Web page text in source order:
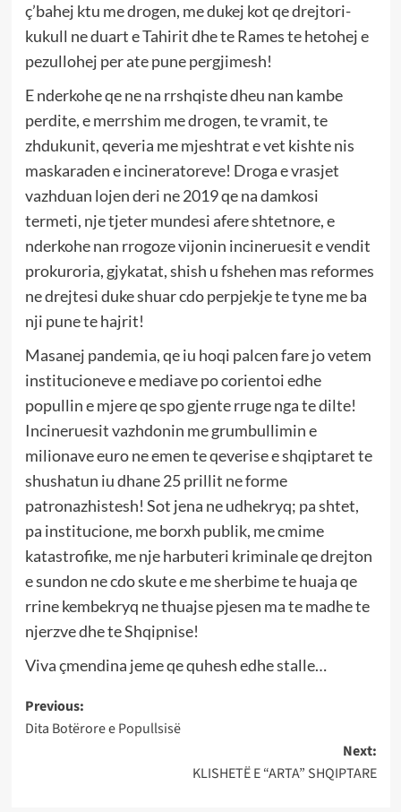
ç’bahej ktu me drogen, me dukej kot qe drejtori-
kukull ne duart e Tahirit dhe te Rames te hetohej e
pezullohej per ate pune pergjimesh!
E nderkohe qe ne na rrshqiste dheu nan kambe
perdite, e merrshim me drogen, te vramit, te
zhdukunit, qeveria me mjeshtrat e vet kishte nis
maskaraden e incineratoreve! Droga e vrasjet
vazhduan lojen deri ne 2019 qe na damkosi
termeti, nje tjeter mundesi afere shtetnore, e
nderkohe nan rrogoze vijonin incineruesit e vendit
prokuroria, gjykatat, shish u fshehen mas reformes
ne drejtesi duke shuar cdo perpjekje te tyne me ba
nji pune te hajrit!
Masanej pandemia, qe iu hoqi palcen fare jo vetem
institucioneve e mediave po corientoi edhe
popullin e mjere qe spo gjente rruge nga te dilte!
Incineruesit vazhdonin me grumbullimin e
milionave euro ne emen te qeverise e shqiptaret te
shushatun iu dhane 25 prillit ne forme
patronazhistesh! Sot jena ne udhekryq; pa shtet,
pa institucione, me borxh publik, me cmime
katastrofike, me nje harbuteri kriminale qe drejton
e sundon ne cdo skute e me sherbime te huaja qe
rrine kembekryq ne thuajse pjesen ma te madhe te
njerzve dhe te Shqipnise!
Viva çmendina jeme qe quhesh edhe stalle…
Post
navigation
Previous:
Dita Botërore e Popullsisë
Next:
KLISHETË E “ARTA” SHQIPTARE